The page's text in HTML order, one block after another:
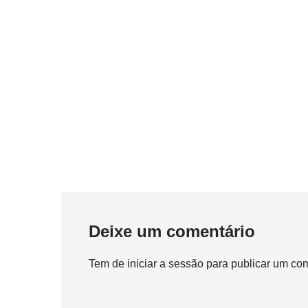
Deixe um comentário
Tem de iniciar a sessão para publicar um